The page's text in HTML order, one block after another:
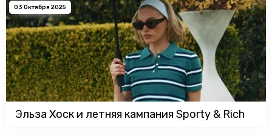
03 Октября 2025
Эльза Хоск и летняя кампания Sporty & Rich